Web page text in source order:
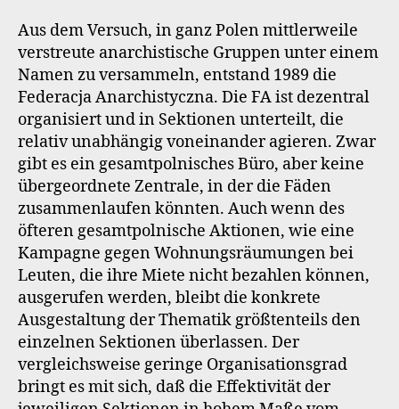
Aus dem Versuch, in ganz Polen mittlerweile
verstreute anarchistische Gruppen unter einem
Namen zu versammeln, entstand 1989 die
Federacja Anarchistyczna. Die FA ist dezentral
organisiert und in Sektionen unterteilt, die
relativ unabhängig voneinander agieren. Zwar
gibt es ein gesamtpolnisches Büro, aber keine
übergeordnete Zentrale, in der die Fäden
zusammenlaufen könnten. Auch wenn des
öfteren gesamtpolnische Aktionen, wie eine
Kampagne gegen Wohnungsräumungen bei
Leuten, die ihre Miete nicht bezahlen können,
ausgerufen werden, bleibt die konkrete
Ausgestaltung der Thematik größtenteils den
einzelnen Sektionen überlassen. Der
vergleichsweise geringe Organisationsgrad
bringt es mit sich, daß die Effektivität der